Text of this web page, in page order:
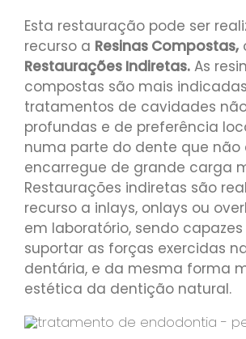
Esta restauração pode ser
recurso a Resinas Compostas,
Restaurações Indiretas.As
compostas são mais
tratamentos de cavidades
profundas e de preferência
numa parte do dente que não
encarregue de grande carga
Restaurações indiretas são
recurso a inlays, onlays ou
em laboratório, sendo
suportar as forças exercidas
dentária, e da mesma forma
estética da dentição natural.